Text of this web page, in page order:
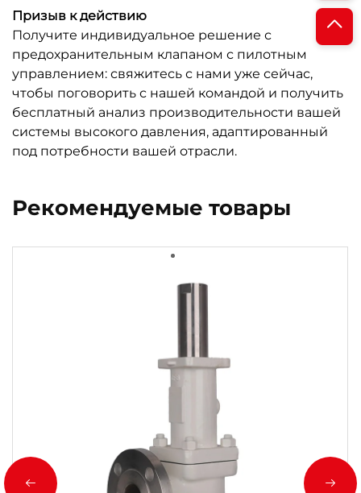
Призыв к действию
Получите индивидуальное решение с
предохранительным клапаном с пилотным
управлением: свяжитесь с нами уже сейчас,
чтобы поговорить с нашей командой и получить
бесплатный анализ производительности вашей
системы высокого давления, адаптированный
под потребности вашей отрасли.
Рекомендуемые товары